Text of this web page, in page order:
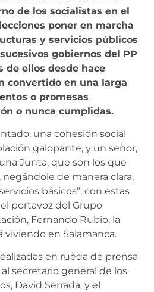
de los socialistas en el
poner en marcha
y servicios públicos
gobiernos del PP
de ellos desde hace
convertido en una larga
o promesas
o nunca cumplidas.
una cohesión social
galopante, y un señor,
Junta, que son los que
de manera clara,
básicos”, con estas
portavoz del Grupo
Fernando Rubio, la
viviendo en Salamanca.
en rueda de prensa
secretario general de los
David Serrada, y el